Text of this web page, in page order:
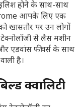
होने के साथ-साथ
आपके लिए एक
खासतौर पर उन लोगों
से लैस मशीन
एडवांस फीचर्स के साथ
है।
क्वालिटी